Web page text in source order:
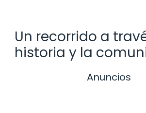
Un recorrido a
historia y la
Anuncios